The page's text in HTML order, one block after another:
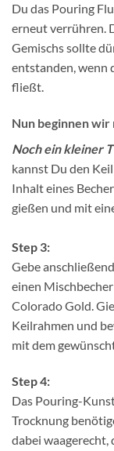
Du das Pouring
erneut verrühren.
Gemischs sollte
entstanden, wenn
fließt.
Nun beginnen wir
Noch ein kleiner
kannst Du den
Inhalt eines
gießen und mit
Step 3:
Gebe
einen
Colorado Gold.
Keilrahmen und
mit dem
Step 4:
Das Pouring-
Trocknung
dabei waagerecht,